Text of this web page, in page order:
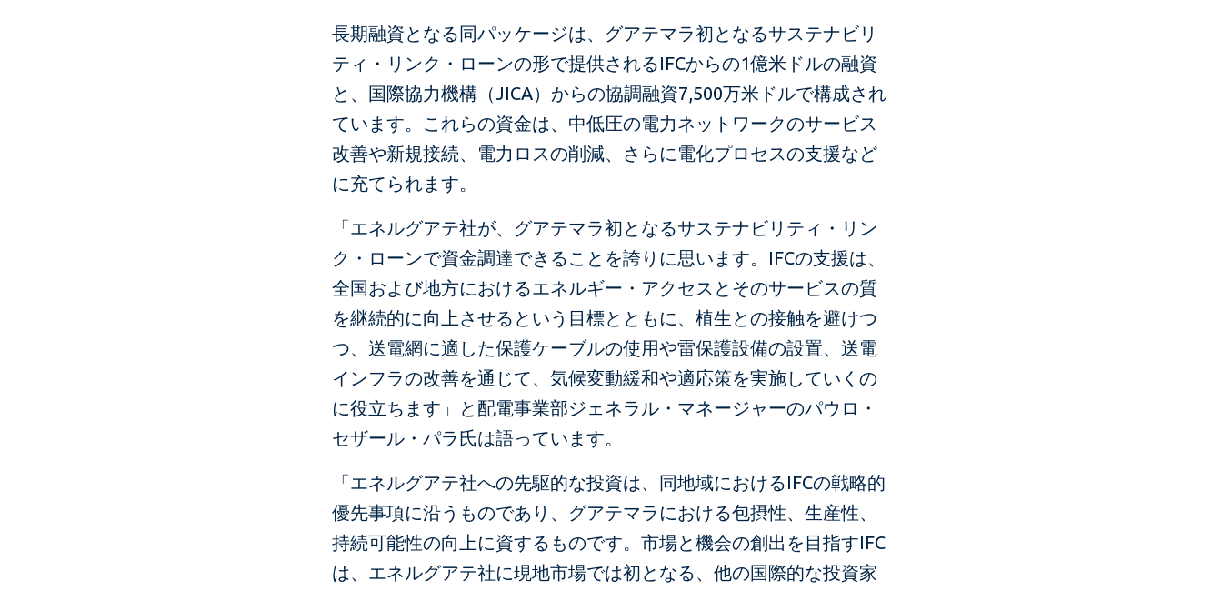
長期融資となる同パッケージは、グアテマラ初となるサステナビリ
ティ・リンク・ローンの形で提供されるIFCからの1億米ドルの融資
と、国際協力機構（JICA）からの協調融資7,500万米ドルで構成され
ています。これらの資金は、中低圧の電力ネットワークのサービス
改善や新規接続、電力ロスの削減、さらに電化プロセスの支援など
に充てられます。
「エネルグアテ社が、グアテマラ初となるサステナビリティ・リン
ク・ローンで資金調達できることを誇りに思います。IFCの支援は、
全国および地方におけるエネルギー・アクセスとそのサービスの質
を継続的に向上させるという目標とともに、植生との接触を避けつ
つ、送電網に適した保護ケーブルの使用や雷保護設備の設置、送電
インフラの改善を通じて、気候変動緩和や適応策を実施していくの
に役立ちます」と配電事業部ジェネラル・マネージャーのパウロ・
セザール・パラ氏は語っています。
「エネルグアテ社への先駆的な投資は、同地域におけるIFCの戦略的
優先事項に沿うものであり、グアテマラにおける包摂性、生産性、
持続可能性の向上に資するものです。市場と機会の創出を目指すIFC
は、エネルグアテ社に現地市場では初となる、他の国際的な投資家